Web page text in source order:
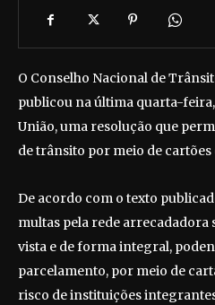
O Conselho Nacional de
publicou na última quarta-
União, uma resolução que
de trânsito por meio de
De acordo com o texto
multas pela rede arrecadadora
vista e de forma integral,
parcelamento, por meio de
risco de instituições